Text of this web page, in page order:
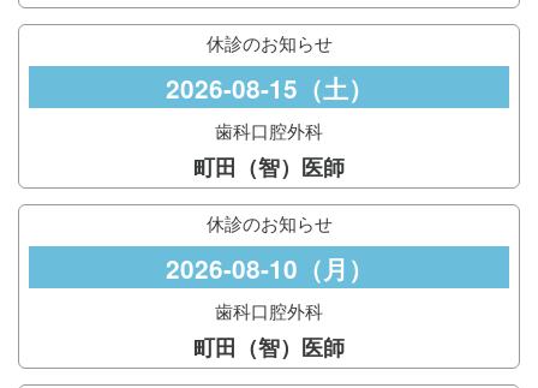
休診のお知らせ
2026-08-15（土）
歯科口腔外科
町田（智）医師
休診のお知らせ
2026-08-10（月）
歯科口腔外科
町田（智）医師